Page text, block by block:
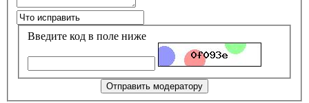
Введите код в поле ниже
Отправить модератору